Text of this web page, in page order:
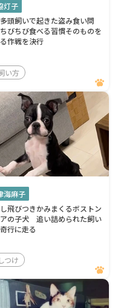
灯子
頭飼いで起きた盗み食い問
びちび食べる習慣そのものを
作戦を決行
い方
海麻子
飛びつきかみまくるボストン
の子犬 追い詰められた飼い
行に走る
しつけ